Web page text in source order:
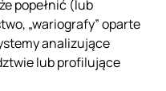
popełnić (lub
„wariografy” oparte
analizujące
lub profilujące